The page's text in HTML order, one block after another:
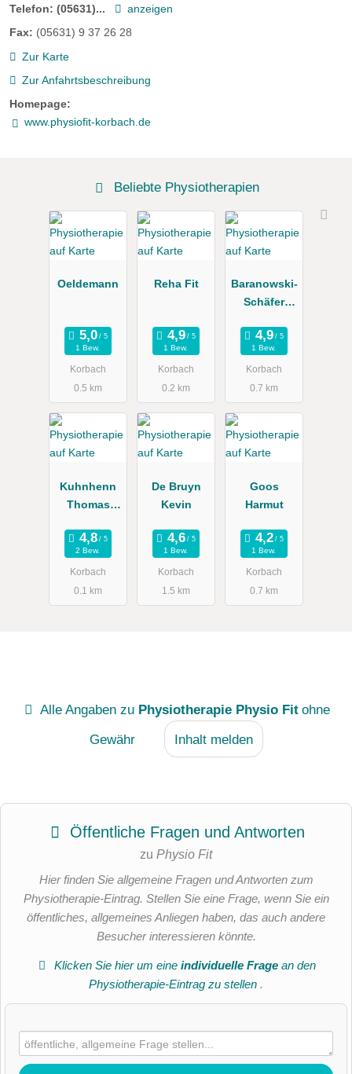
Telefon: (05631)...
anzeigen
Fax: (05631) 9 37 26 28
Zur Karte
Zur Anfahrtsbeschreibung
Homepage:
www.physiofit-korbach.de
Beliebte Physiotherapien
Oeldemann
1 Bew.
Korbach
0.5 km
Reha Fit
1 Bew.
Korbach
0.2 km
Baranowski-
Schäfer
1 Bew.
Korbach
0.7 km
Kuhnhenn
Thomas
Physiothera
peut
2 Bew.
Korbach
0.1 km
De Bruyn
Kevin
1 Bew.
Korbach
1.5 km
Goos
Harmut
1 Bew.
Korbach
0.7 km
Alle Angaben zu Physiotherapie Physio Fit ohne
Gewähr
Inhalt melden
Öffentliche Fragen und Antworten
zu Physio Fit
Hier finden Sie allgemeine Fragen und Antworten zum
Physiotherapie-Eintrag. Stellen Sie eine Frage, wenn Sie ein
öffentliches, allgemeines Anliegen haben, das auch andere
Besucher interessieren könnte.
Klicken Sie hier um eineindividuelle Frage an den
Physiotherapie-Eintrag zu stellen .